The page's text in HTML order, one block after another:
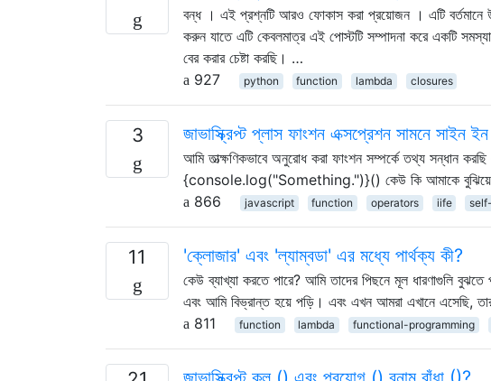
বন্ধ । এই প্রশ্নটি আরও ফোকাস করা প্রয়োজন । এটি
করুন যাতে এটি কেবলমাত্র এই পোস্টটি সম্পাদনা করে একটি
বের করার চেষ্টা করছি। …
927
python function lambda closures
3 জাভাস্ক্রিপ্ট প্লাস ফাংশন এক্সপ্রেশন সামনে সাইন ইন
আমি তাত্ক্ষণিকভাবে অনুরোধ করা ফাংশন সম্পর্কে তথ্য সন্ধান
{console.log("Something.")}() কেউ কি আমাকে বুঝিয়ে
866
javascript function operators iife
11 'ক্লোজার' এবং 'ল্যাম্বডা' এর মধ্যে পার্থক্য কী?
কেউ ব্যাখ্যা করতে পারে? আমি তাদের পিছনে মূল ধারণাগুলি
এবং আমি বিভ্রান্ত হয়ে পড়ি। এবং এখন আমরা এখানে এসেছি,
811
function lambda functional-programming